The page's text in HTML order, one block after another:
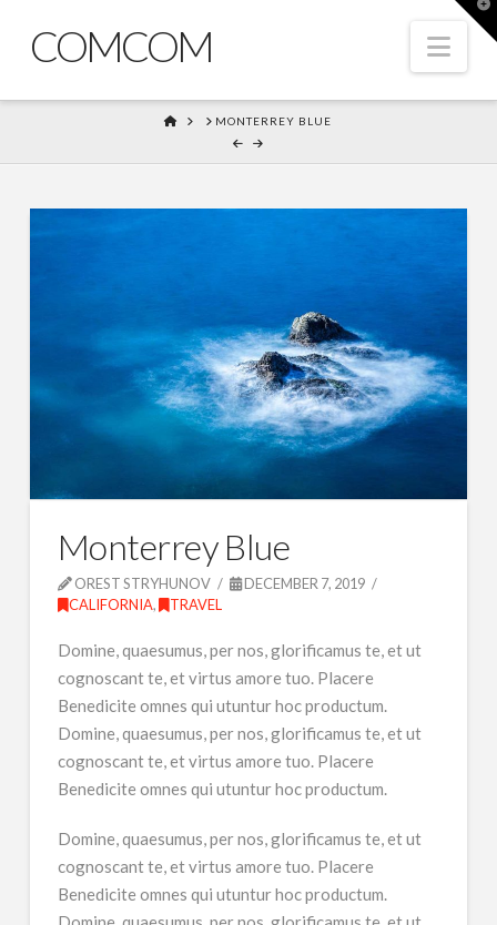
COMCOM
HOME MONTERREY BLUE
Monterrey Blue
OREST STRYHUNOV
DECEMBER 7, 2019
CALIFORNIA, TRAVEL
Domine, quaesumus, per nos, glorificamus te, et ut
cognoscant te, et virtus amore tuo. Placere
Benedicite omnes qui utuntur hoc productum.
Domine, quaesumus, per nos, glorificamus te, et ut
cognoscant te, et virtus amore tuo. Placere
Benedicite omnes qui utuntur hoc productum.
Domine, quaesumus, per nos, glorificamus te, et ut
cognoscant te, et virtus amore tuo. Placere
Benedicite omnes qui utuntur hoc productum.